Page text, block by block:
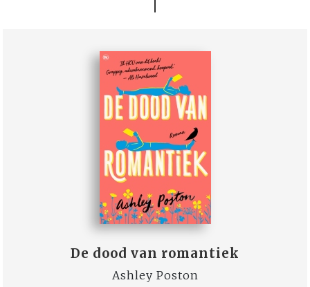
De dood van romantiek
Ashley Poston